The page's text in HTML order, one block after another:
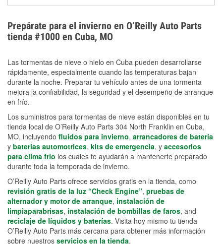
el sobrecalentamiento en condiciones de frío
extremo. Aprende cómo comprobar la protección
anticongelante en nuestra sección How-To.
Prepárate para el invierno en O’Reilly Auto Parts
tienda #1000 en Cuba, MO
Las tormentas de nieve o hielo en Cuba pueden desarrollarse
rápidamente, especialmente cuando las temperaturas bajan
durante la noche. Preparar tu vehículo antes de una tormenta
mejora la confiabilidad, la seguridad y el desempeño de arranque
en frío.
Los suministros para tormentas de nieve están disponibles en tu
tienda local de O’Reilly Auto Parts 304 North Franklin en Cuba,
MO, incluyendo fluidos para invierno, arrancadores de batería
y baterías automotrices, kits de emergencia, y accesorios
para clima frío los cuales te ayudarán a mantenerte preparado
durante toda la temporada de invierno.
O’Reilly Auto Parts ofrece servicios gratis en la tienda, como
revisión gratis de la luz “Check Engine”, pruebas de
alternador y motor de arranque, instalación de
limpiaparabrisas, instalación de bombillas de faros, and
reciclaje de líquidos y baterías. Visita hoy mismo tu tienda
O’Reilly Auto Parts más cercana para obtener más información
sobre nuestros servicios en la tienda.